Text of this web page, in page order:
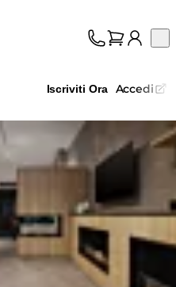
Iscriviti Ora Accedi